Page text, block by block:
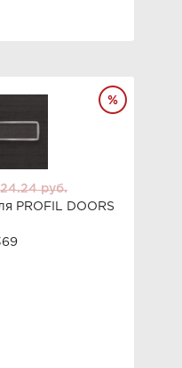
24.24 руб.
PROFIL DOORS